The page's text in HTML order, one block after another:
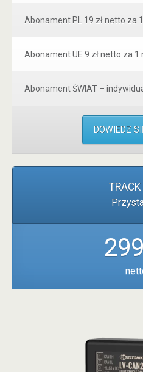
Abonament PL 19 zł netto za
Abonament UE 9 zł netto za 1
Abonament ŚWIAT –
DOWIEDZ